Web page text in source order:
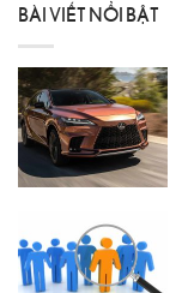
BÀI VIẾT NỔI BẬT